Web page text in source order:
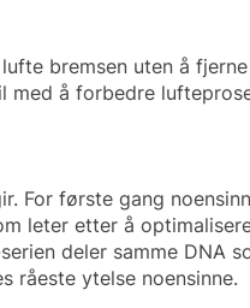
bremsen uten å
å forbedre
For første gang
leter etter å
deler samme DNA
råeste ytelse noensinne.